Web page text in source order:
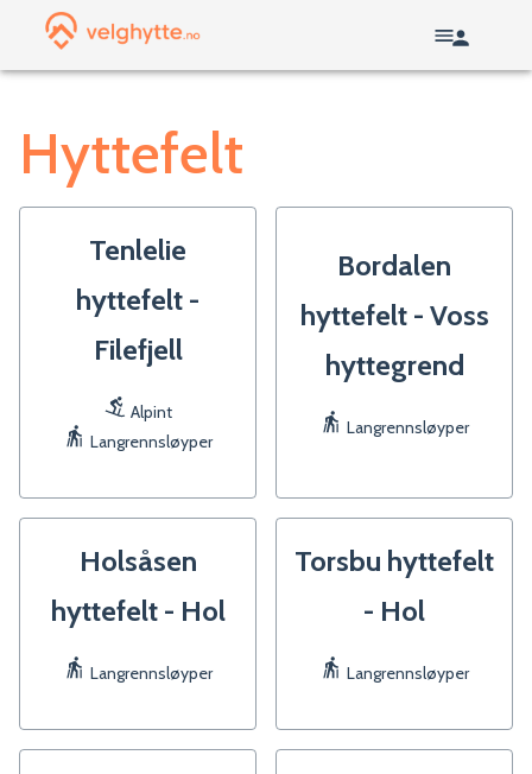
Hyttefelt
Tenlelie
hyttefelt -
Filefjell
Alpint
Langrennsløyper
Bordalen
hyttefelt - Voss
hyttegrend
Langrennsløyper
Holsåsen
hyttefelt - Hol
Langrennsløyper
Torsbu hyttefelt
- Hol
Langrennsløyper